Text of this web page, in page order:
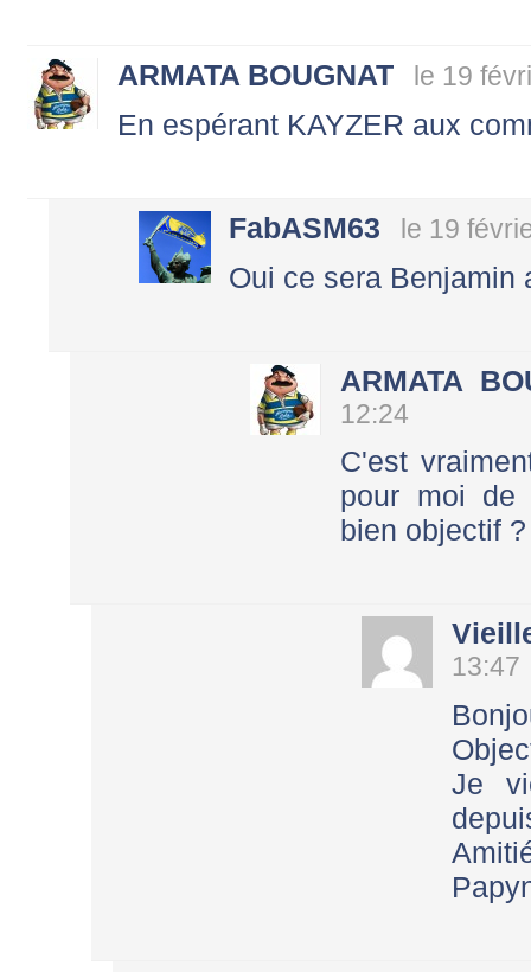
ARMATA BOUGNAT le 19
En espérant KAYZER aux
FabASM63 le 19
Oui ce sera Benjamin
ARMATA
12:24
C'est
pour moi de
bien objectif
13:47
Je